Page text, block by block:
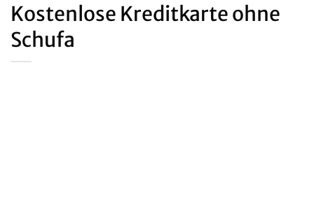
Kostenlose Kreditkarte ohne
Schufa